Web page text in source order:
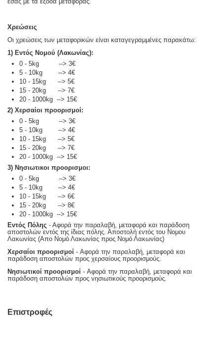
Χρεώσεις
Οι χρεώσεις των μεταφορικών είναι καταγεγραμμένες παρακάτω:
1) Εντός Νομού (Λακωνίας):
0 - 5kg --> 3€
5 - 10kg --> 4€
10 - 15kg --> 5€
15 - 20kg --> 7€
20 - 1000kg --> 15€
2) Χερσαίοι προορισμοί:
0 - 5kg --> 3€
5 - 10kg --> 4€
10 - 15kg --> 5€
15 - 20kg --> 7€
20 - 1000kg --> 15€
3) Νησιωτικοι προορισμοι:
0 - 5kg --> 3€
5 - 10kg --> 4€
10 - 15kg --> 6€
15 - 20kg --> 8€
20 - 1000kg --> 15€
Εντός Πόλης - Αφορά την παραλαβή, μεταφορά και παράδοση
αποστολών εντός της ίδιας πόλης. Αποστολή εντός του Νομου
Λακωνίας (Απο Νομό Λακωνίας προς Νομό Λακωνίας)
Χερσαίοι προορισμοί - Αφορά την παραλαβή, μεταφορά και
παράδοση αποστολών προς χερσαίους προορισμούς.
Νησιωτικοί προορισμοί - Αφορά την παραλαβή, μεταφορά και
παράδοση αποστολών προς νησιωτικούς προορισμούς.
Επιστροφές